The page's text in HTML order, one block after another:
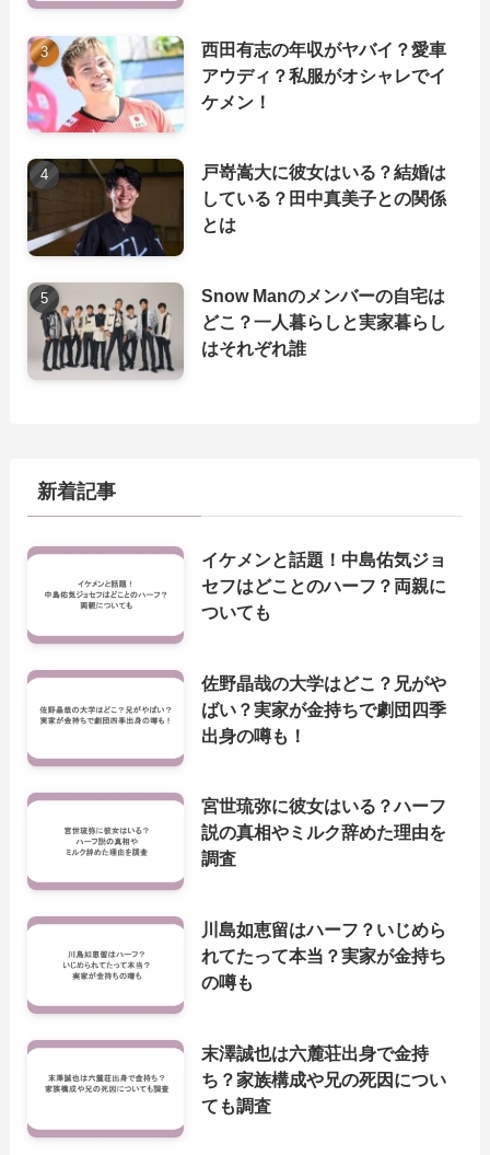
西田有志の年収がヤバイ？愛車
アウディ？私服がオシャレでイ
ケメン！
戸嵜嵩大に彼女はいる？結婚は
している？田中真美子との関係
とは
Snow Manのメンバーの自宅は
どこ？一人暮らしと実家暮らし
はそれぞれ誰
新着記事
イケメンと話題！中島佑気ジョ
セフはどことのハーフ？両親に
ついても
佐野晶哉の大学はどこ？兄がや
ばい？実家が金持ちで劇団四季
出身の噂も！
宮世琉弥に彼女はいる？ハーフ
説の真相やミルク辞めた理由を
調査
川島如恵留はハーフ？いじめら
れてたって本当？実家が金持ち
の噂も
末澤誠也は六麓荘出身で金持
ち？家族構成や兄の死因につい
ても調査